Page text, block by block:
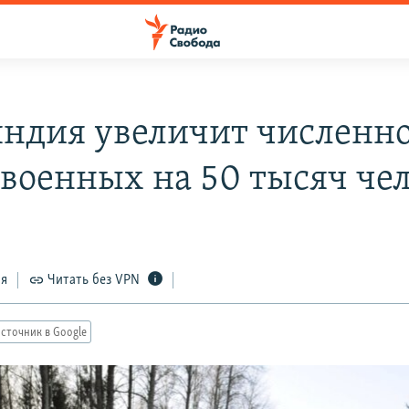
увеличит
на 50 тысяч
Читать без VPN
в Google